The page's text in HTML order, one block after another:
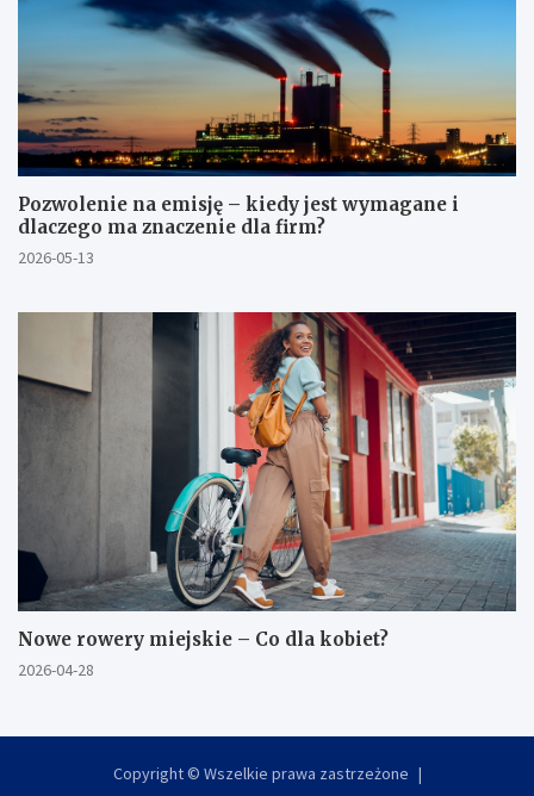
Pozwolenie na emisję – kiedy jest wymagane i
dlaczego ma znaczenie dla firm?
2026-05-13
Nowe rowery miejskie – Co dla kobiet?
2026-04-28
Copyright © Wszelkie prawa zastrzeżone